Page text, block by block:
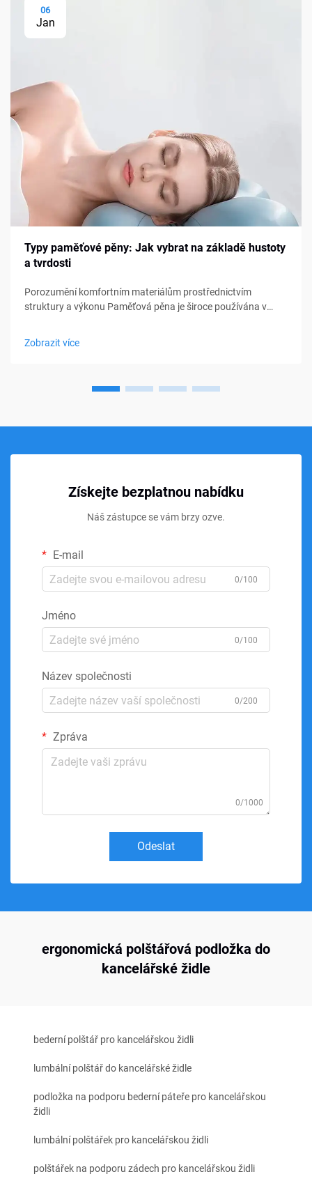
06
Jan
Typy paměťové pěny: Jak vybrat na základě hustoty
a tvrdosti
Porozumění komfortním materiálům prostřednictvím
struktury a výkonu Paměťová pěna je široce používána v
Zobrazit více
Získejte bezplatnou nabídku
Náš zástupce se vám brzy ozve.
E-mail
0/100
Jméno
0/100
Název společnosti
0/200
Zpráva
0/1000
Odeslat
ergonomická polštářová podložka do
kancelářské židle
bederní polštář pro kancelářskou židli
lumbální polštář do kancelářské židle
podložka na podporu bederní páteře pro kancelářskou
židli
lumbální polštářek pro kancelářskou židli
polštářek na podporu zádech pro kancelářskou židli